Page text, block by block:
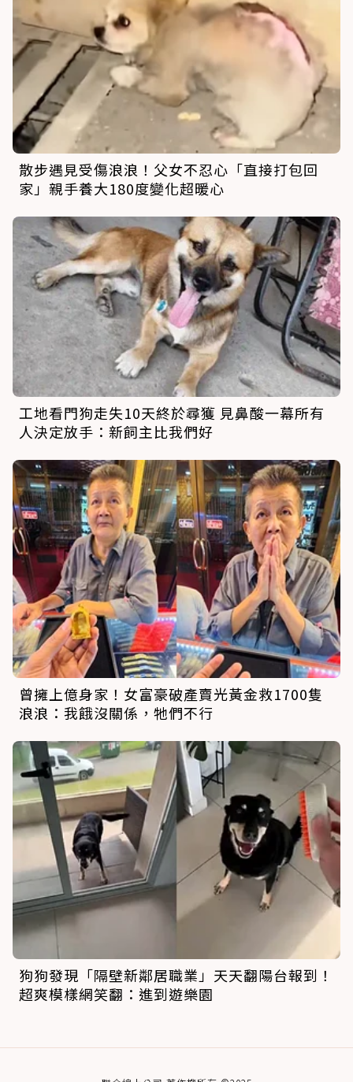
散步遇見受傷浪浪！父女不忍心「直接打包回
家」親手養大180度變化超暖心
工地看門狗走失10天終於尋獲 見鼻酸一幕所有
人決定放手：新飼主比我們好
曾擁上億身家！女富豪破產賣光黃金救1700隻
浪浪：我餓沒關係，牠們不行
狗狗發現「隔壁新鄰居職業」天天翻陽台報到！
超爽模樣網笑翻：進到遊樂園